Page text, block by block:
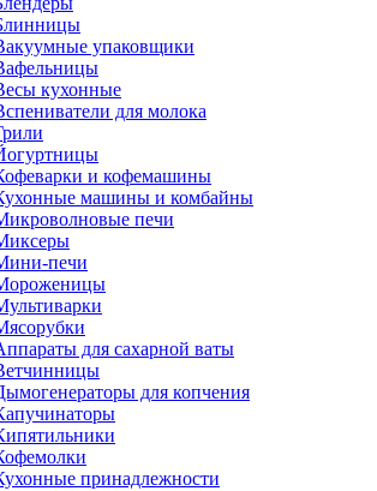
упаковщики
кухонные
для молока
и кофемашины
машины и комбайны
печи
печи
для сахарной ваты
для копчения
принадлежности